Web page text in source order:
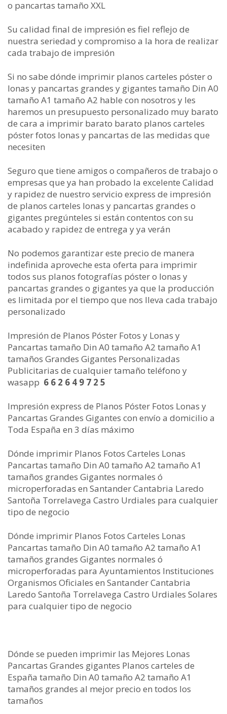
o pancartas tamaño XXL
Su calidad final de impresión es fiel reflejo de
nuestra seriedad y compromiso a la hora de realizar
cada trabajo de impresión
Si no sabe dónde imprimir planos carteles póster o
lonas y pancartas grandes y gigantes tamaño Din A0
tamaño A1 tamaño A2 hable con nosotros y les
haremos un presupuesto personalizado muy barato
de cara a imprimir barato barato planos carteles
póster fotos lonas y pancartas de las medidas que
necesiten
Seguro que tiene amigos o compañeros de trabajo o
empresas que ya han probado la excelente Calidad
y rapidez de nuestro servicio express de impresión
de planos carteles lonas y pancartas grandes o
gigantes pregúnteles si están contentos con su
acabado y rapidez de entrega y ya verán
No podemos garantizar este precio de manera
indefinida aproveche esta oferta para imprimir
todos sus planos fotografías póster o lonas y
pancartas grandes o gigantes ya que la producción
es limitada por el tiempo que nos lleva cada trabajo
personalizado
Impresión de Planos Póster Fotos y Lonas y
Pancartas tamaño Din A0 tamaño A2 tamaño A1
tamaños Grandes Gigantes Personalizadas
Publicitarias de cualquier tamaño teléfono y
wasapp 6 6 2 6 4 9 7 2 5
Impresión express de Planos Póster Fotos Lonas y
Pancartas Grandes Gigantes con envío a domicilio a
Toda España en 3 días máximo
Dónde imprimir Planos Fotos Carteles Lonas
Pancartas tamaño Din A0 tamaño A2 tamaño A1
tamaños grandes Gigantes normales ó
microperforadas en Santander Cantabria Laredo
Santoña Torrelavega Castro Urdiales para cualquier
tipo de negocio
Dónde imprimir Planos Fotos Carteles Lonas
Pancartas tamaño Din A0 tamaño A2 tamaño A1
tamaños grandes Gigantes normales ó
microperforadas para Ayuntamientos Instituciones
Organismos Oficiales en Santander Cantabria
Laredo Santoña Torrelavega Castro Urdiales Solares
para cualquier tipo de negocio
Dónde se pueden imprimir las Mejores Lonas
Pancartas Grandes gigantes Planos carteles de
España tamaño Din A0 tamaño A2 tamaño A1
tamaños grandes al mejor precio en todos los
tamaños